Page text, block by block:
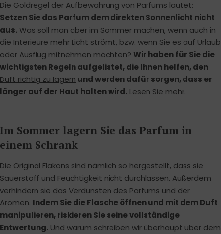
Die Goldregel der Aufbewahrung von Parfums lautet:
Setzen Sie das Parfum dem direkten Sonnenlicht nicht
aus.Was soll man aber im Sommer machen, wenn auch in
die Interieure mehr Licht strömt, bzw. wenn Sie es auf Urlaub
oder Ausflug mitnehmen möchten? Wir haben für Sie die
wichtigsten Regeln aufgelistet, die Ihnen helfen, den
Duft richtig zu lagern und werden dafür sorgen, dass er
länger auf der Haut halten wird. Lesen Sie mehr.
Im Sommer lagern Sie das Parfum in
einem Schrank
Die Original Flakons sind nämlich so hergestellt, dass sie
Sauerstoff und Feuchtigkeit nicht durchlassen. Außerdem
verhindern sie das Verdunsten des Parfüms und der
Aromen. Indem Sie die Flasche öffnen und mit dem Duft
manipulieren, riskieren Sie seine vollständige
Entwertung. Und warum schreiben wir überhaupt über dem